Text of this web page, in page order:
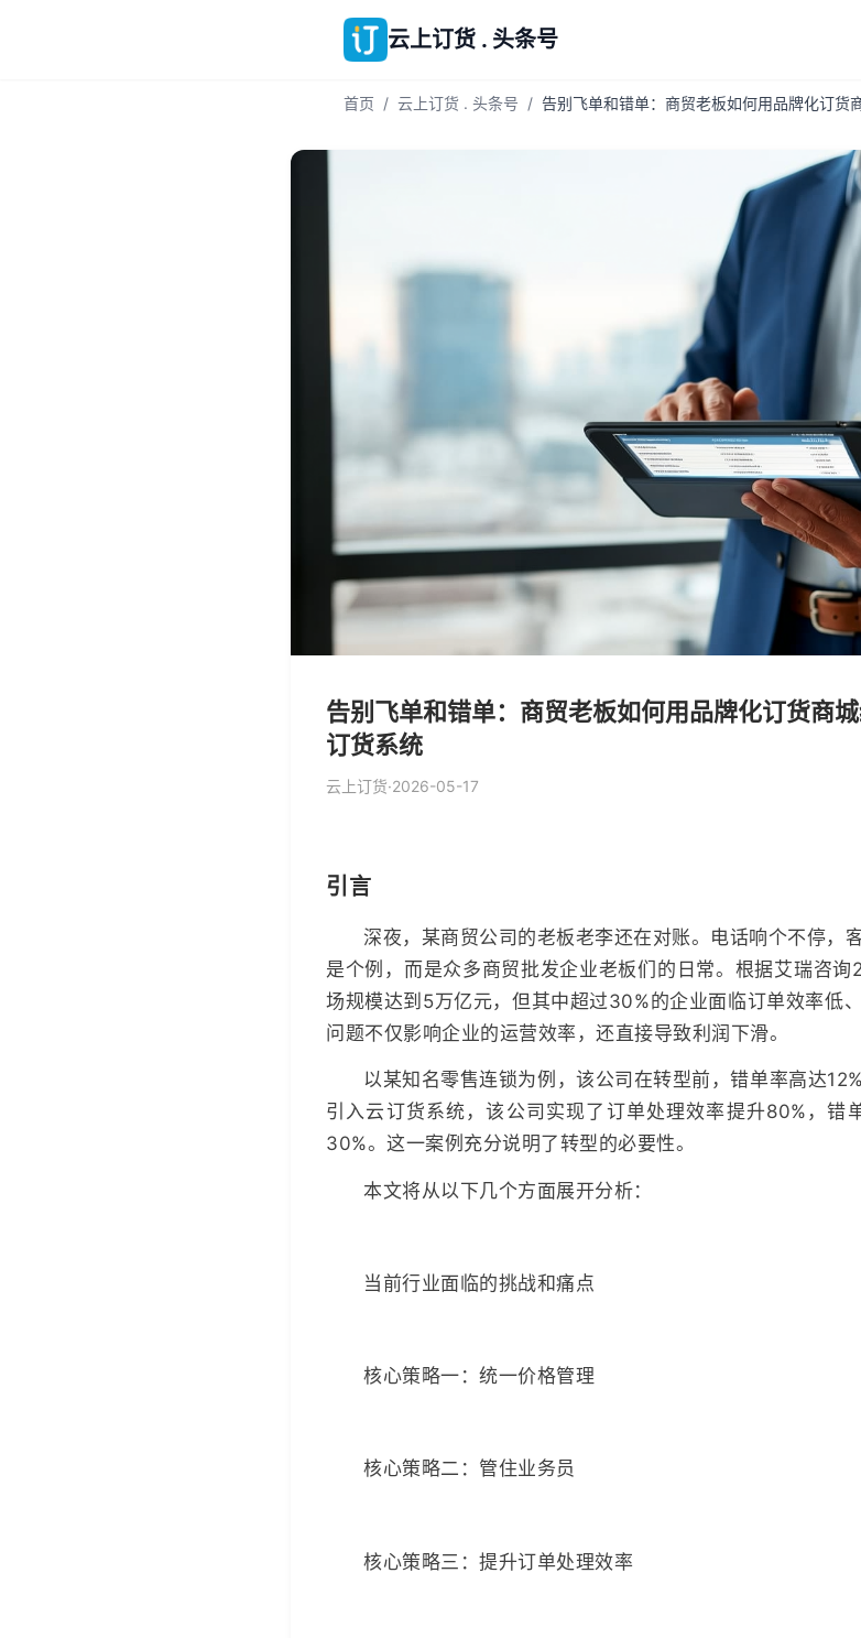
云上订货 . 头条号
首页 / 云上订货 . 头条号 / 告别飞单和错单：商贸老板如何用品牌化订货
告别飞单和错单：商贸老板如何用品牌化订货商
订货系统
云上订货·2026-05-17
引言
深夜，某商贸公司的老板老李还在对账。电话响个不停，
是个例，而是众多商贸批发企业老板们的日常。根据艾瑞咨
场规模达到5万亿元，但其中超过30%的企业面临订单效率低
问题不仅影响企业的运营效率，还直接导致利润下滑。
以某知名零售连锁为例，该公司在转型前，错单率高达
引入云订货系统，该公司实现了订单处理效率提升80%，错
30%。这一案例充分说明了转型的必要性。
本文将从以下几个方面展开分析：
当前行业面临的挑战和痛点
核心策略一：统一价格管理
核心策略二：管住业务员
核心策略三：提升订单处理效率